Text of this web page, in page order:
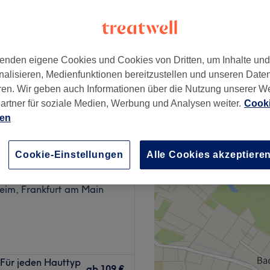
(ab Preis)
5 €
alles was der moderne
und individuell um
Frankfurt
Frankfurt am Main
jeden Hauttyp
eigene Cookies und Cookies von Dritten, um Inhalte
Medienfunktionen bereitzustellen und unseren
Wir geben auch Informationen über die Nutzung unserer
für soziale Medien, Werbung und Analysen weiter.
Cookie-Einstellungen Alle Cookies akzeptieren